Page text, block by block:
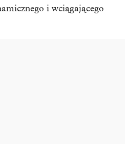
i wciągającego